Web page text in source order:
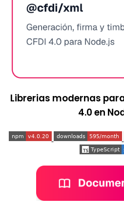
Librerias modernas
4.0 en